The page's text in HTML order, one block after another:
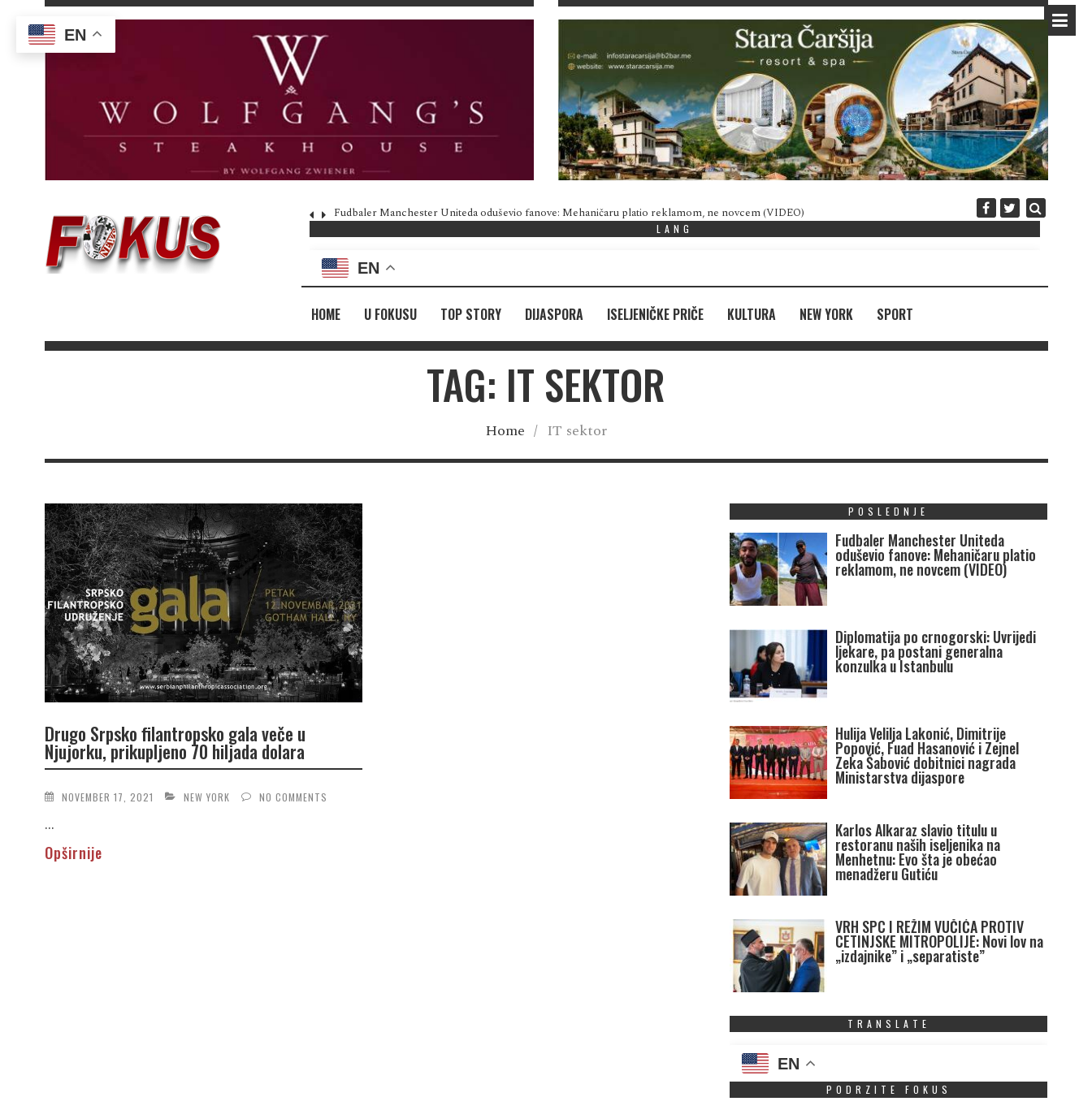
Fudbaler Manchester Uniteda oduševio fanove: Mehaničaru platio reklamom, ne novcem (VIDEO) Diplomatija po
LANG
EN
HOME U FOKUSU TOP STORY DIJASPORA ISELJENIČKE PRIČE KULTURA NEW YORK SPORT
TAG: IT SEKTOR
Home / IT sektor
Drugo Srpsko filantropsko gala veče u
Njujorku, prikupljeno 70 hiljada dolara
NOVEMBER 17, 2021 NEW YORK NO COMMENTS
...
Opširnije
POSLEDNJE
Fudbaler Manchester Uniteda
oduševio fanove: Mehaničaru platio
reklamom, ne novcem (VIDEO)
Diplomatija po crnogorski: Uvrijedi
ljekare, pa postani generalna
konzulka u Istanbulu
Hulija Velilja Lakonić, Dimitrije
Popović, Fuad Hasanović i Zejnel
Zeka Šabović dobitnici nagrada
Ministarstva dijaspore
Karlos Alkaraz slavio titulu u
restoranu naših iseljenika na
Menhetnu: Evo šta je obećao
menadžeru Gutiću
VRH SPC I REŽIM VUČIĆA PROTIV
CETINJSKE MITROPOLIJE: Novi lov na
„izdajnike” i „separatiste”
TRANSLATE
EN
PODRZITE FOKUS
EN